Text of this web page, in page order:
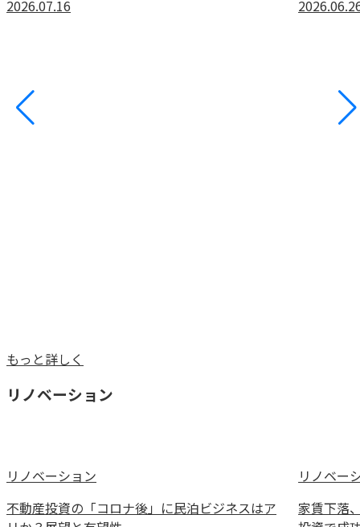
2026.07.16
もっと詳しく
リノベーション
リノベーション
不動産投資の「コロナ後」に民泊ビジネスはア
リノベー
家賃下落